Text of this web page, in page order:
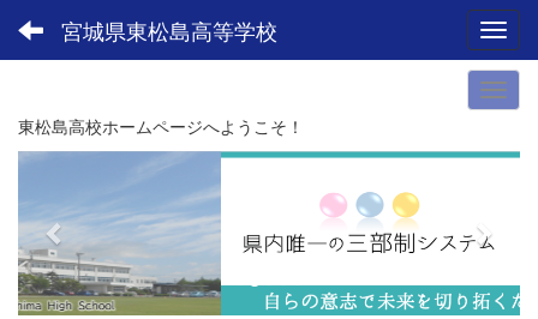
宮城県東松島高等学校
東松島高校ホームページへようこそ！
r
e
v
i
n
x